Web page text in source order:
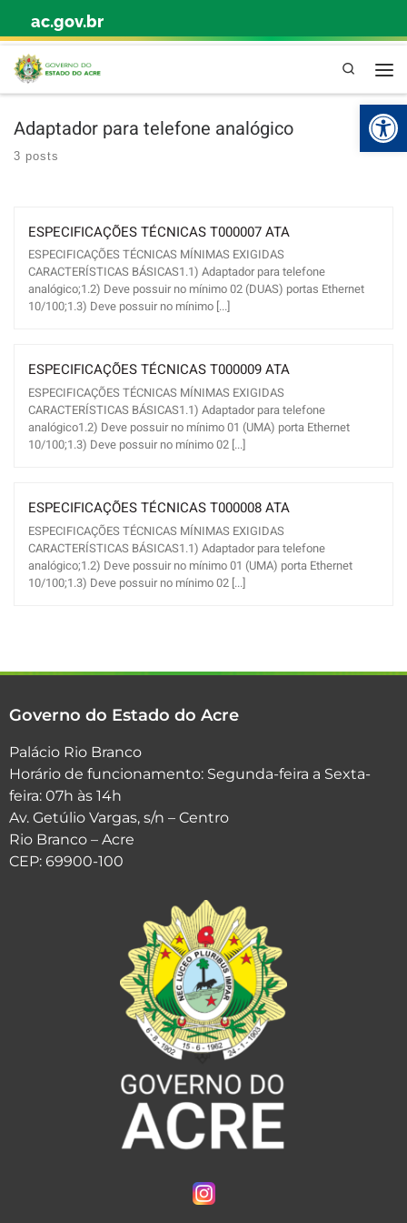
Skip to content
ac.gov.br
Pesquisa
Adaptador para telefone analógico
3 posts
ESPECIFICAÇÕES TÉCNICAS T000007 ATA
ESPECIFICAÇÕES TÉCNICAS MÍNIMAS EXIGIDAS
CARACTERÍSTICAS BÁSICAS1.1) Adaptador para telefone
analógico;1.2) Deve possuir no mínimo 02 (DUAS) portas Ethernet
10/100;1.3) Deve possuir no mínimo [...]
ESPECIFICAÇÕES TÉCNICAS T000009 ATA
ESPECIFICAÇÕES TÉCNICAS MÍNIMAS EXIGIDAS
CARACTERÍSTICAS BÁSICAS1.1) Adaptador para telefone
analógico1.2) Deve possuir no mínimo 01 (UMA) porta Ethernet
10/100;1.3) Deve possuir no mínimo 02 [...]
ESPECIFICAÇÕES TÉCNICAS T000008 ATA
ESPECIFICAÇÕES TÉCNICAS MÍNIMAS EXIGIDAS
CARACTERÍSTICAS BÁSICAS1.1) Adaptador para telefone
analógico;1.2) Deve possuir no mínimo 01 (UMA) porta Ethernet
10/100;1.3) Deve possuir no mínimo 02 [...]
Governo do Estado do Acre
Palácio Rio Branco
Horário de funcionamento: Segunda-feira a Sexta-
feira: 07h às 14h
Av. Getúlio Vargas, s/n – Centro
Rio Branco – Acre
CEP: 69900-100